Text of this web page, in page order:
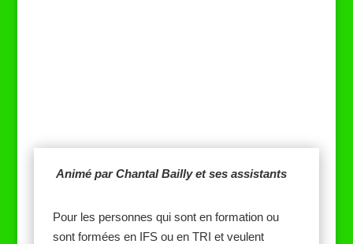
Animé par Chantal Bailly et ses assistants
Pour les personnes qui sont en formation ou
sont formées en IFS ou en TRI et veulent